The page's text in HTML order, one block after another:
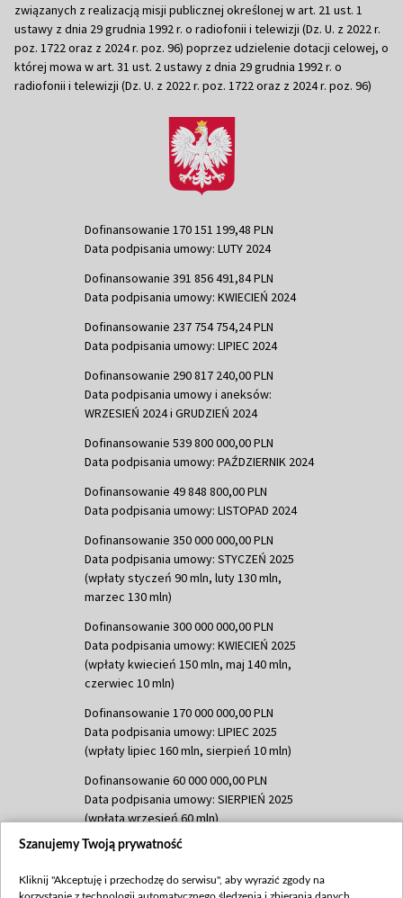
związanych z realizacją misji publicznej określonej w art. 21 ust. 1
ustawy z dnia 29 grudnia 1992 r. o radiofonii i telewizji (Dz. U. z 2022 r.
poz. 1722 oraz z 2024 r. poz. 96) poprzez udzielenie dotacji celowej, o
której mowa w art. 31 ust. 2 ustawy z dnia 29 grudnia 1992 r. o
radiofonii i telewizji (Dz. U. z 2022 r. poz. 1722 oraz z 2024 r. poz. 96)
Dofinansowanie 170 151 199,48 PLN
Data podpisania umowy: LUTY 2024
Dofinansowanie 391 856 491,84 PLN
Data podpisania umowy: KWIECIEŃ 2024
Dofinansowanie 237 754 754,24 PLN
Data podpisania umowy: LIPIEC 2024
Dofinansowanie 290 817 240,00 PLN
Data podpisania umowy i aneksów:
WRZESIEŃ 2024 i GRUDZIEŃ 2024
Dofinansowanie 539 800 000,00 PLN
Data podpisania umowy: PAŹDZIERNIK 2024
Dofinansowanie 49 848 800,00 PLN
Data podpisania umowy: LISTOPAD 2024
Dofinansowanie 350 000 000,00 PLN
Data podpisania umowy: STYCZEŃ 2025
(wpłaty styczeń 90 mln, luty 130 mln,
marzec 130 mln)
Dofinansowanie 300 000 000,00 PLN
Data podpisania umowy: KWIECIEŃ 2025
(wpłaty kwiecień 150 mln, maj 140 mln,
czerwiec 10 mln)
Dofinansowanie 170 000 000,00 PLN
Data podpisania umowy: LIPIEC 2025
(wpłaty lipiec 160 mln, sierpień 10 mln)
Dofinansowanie 60 000 000,00 PLN
Data podpisania umowy: SIERPIEŃ 2025
(wpłata wrzesień 60 mln)
Dofinansowanie 635 783 051,21 PLN
(wpłata wrzesień 100 mln, październik 350
Szanujemy Twoją prywatność
Kliknij "Akceptuję i przechodzę do serwisu", aby wyrazić zgody na